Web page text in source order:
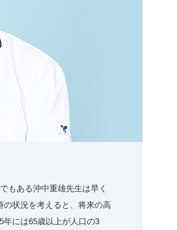
もある沖中重雄先生は早く
状況を考えると、将来の高
には65歳以上が人口の3